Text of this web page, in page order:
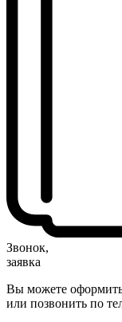
Звонок,
заявка
Вы можете оформить
или позвонить по